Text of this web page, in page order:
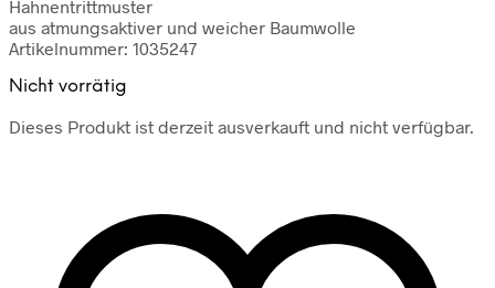
Hahnentrittmuster
aus atmungsaktiver und weicher Baumwolle
Artikelnummer: 1035247
Nicht vorrätig
Dieses Produkt ist derzeit ausverkauft und nicht verfügbar.